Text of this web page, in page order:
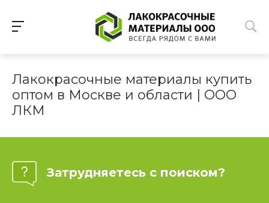
Лакокрасочные материалы купить
оптом в Москве и области | ООО
ЛКМ
Затрудняетесь с поиском?